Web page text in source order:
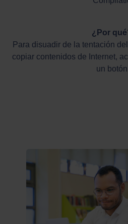
¿Por
Para disuadir de la tentación
copiar contenidos de Internet,
un